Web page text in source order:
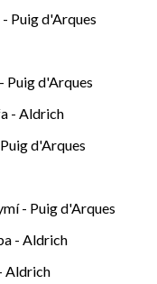
Puig d'Arques
Puig d'Arques
- Aldrich
d'Arques
- Puig d'Arques
- Aldrich
Aldrich